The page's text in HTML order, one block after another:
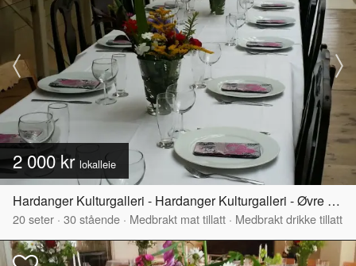
2 000 kr lokalleie
Hardanger Kulturgalleri - Hardanger Kulturgalleri - Øvre del
20seter · 30stående · Medbrakt mat tillatt · Medbrakt drikke tillatt